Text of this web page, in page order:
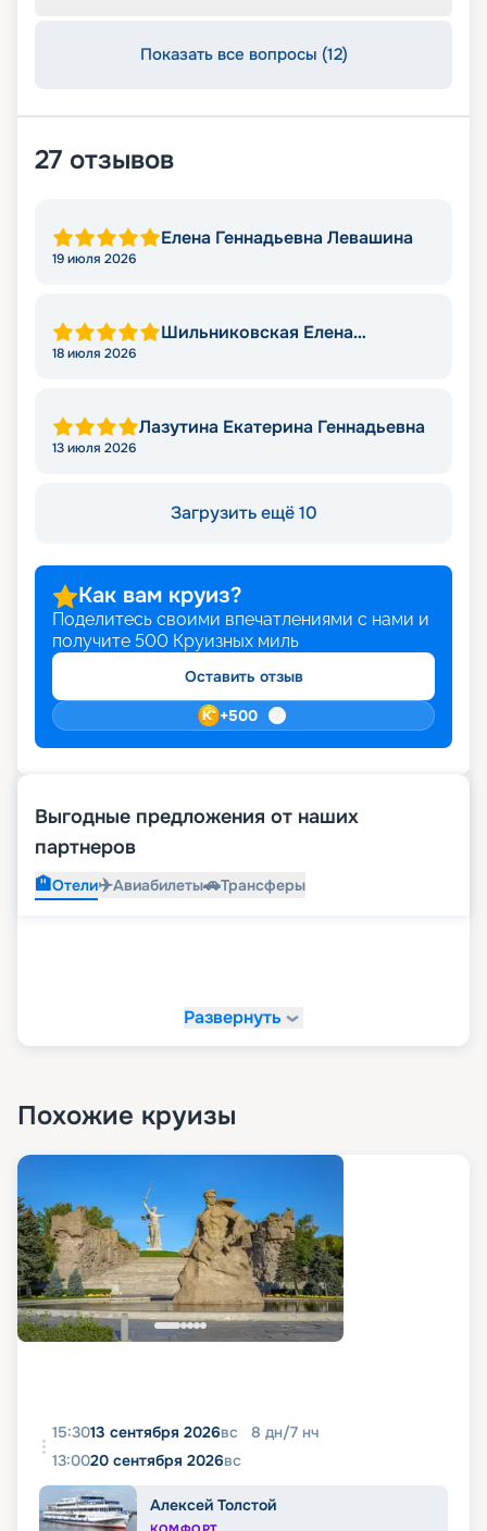
Показать все вопросы (12)
27 отзывов
Елена Геннадьевна Левашина
19 июля 2026
Шильниковская Елена
18 июля 2026
Лазутина Екатерина Геннадьевна
13 июля 2026
Загрузить ещё 10
Как вам круиз?
Поделитесь своими впечатлениями с нами и
получите 500 Круизных миль
Оставить отзыв
+500
Выгодные предложения от наших
партнеров
🏨Отели✈️Авиабилеты🚗Трансферы
Развернуть
Похожие круизы
15:3013 сентября 2026вс 8 дн/7 нч
13:0020 сентября 2026вс
Алексей Толстой